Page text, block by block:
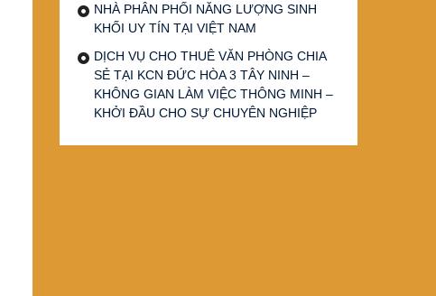
NHÀ PHÂN PHỐI NĂNG LƯỢNG SINH
KHỐI UY TÍN TẠI VIỆT NAM
DỊCH VỤ CHO THUÊ VĂN PHÒNG CHIA
SẺ TẠI KCN ĐỨC HÒA 3 TÂY NINH –
KHÔNG GIAN LÀM VIỆC THÔNG MINH –
KHỞI ĐẦU CHO SỰ CHUYÊN NGHIỆP